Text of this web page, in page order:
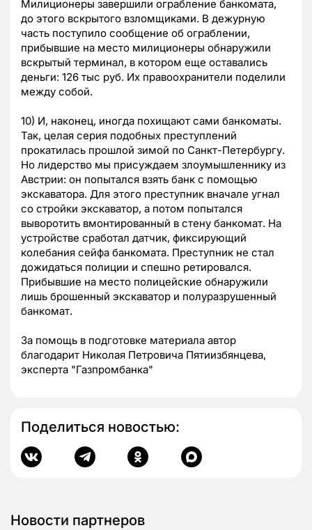
Милиционеры завершили ограбление банкомата,
до этого вскрытого взломщиками. В дежурную
часть поступило сообщение об ограблении,
прибывшие на место милиционеры обнаружили
вскрытый терминал, в котором еще оставались
деньги: 126 тыс руб. Их правоохранители поделили
между собой.
10) И, наконец, иногда похищают сами банкоматы.
Так, целая серия подобных преступлений
прокатилась прошлой зимой по Санкт-Петербургу.
Но лидерство мы присуждаем злоумышленнику из
Австрии: он попытался взять банк с помощью
экскаватора. Для этого преступник вначале угнал
со стройки экскаватор, а потом попытался
выворотить вмонтированный в стену банкомат. На
устройстве сработал датчик, фиксирующий
колебания сейфа банкомата. Преступник не стал
дожидаться полиции и спешно ретировался.
Прибывшие на место полицейские обнаружили
лишь брошенный экскаватор и полуразрушенный
банкомат.
За помощь в подготовке материала автор
благодарит Николая Петровича Пятиизбянцева,
эксперта "Газпромбанка"
Поделиться новостью:
Новости партнеров